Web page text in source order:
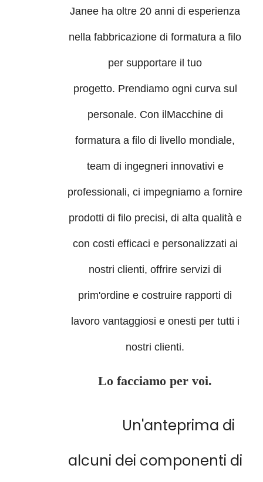
Janee ha oltre 20 anni di esperienza
nella fabbricazione di formatura a filo
per supportare il tuo
progetto. Prendiamo ogni curva sul
personale. Con ilMacchine di
formatura a filo di livello mondiale,
team di ingegneri innovativi e
professionali, ci impegniamo a fornire
prodotti di filo precisi, di alta qualità e
con costi efficaci e personalizzati ai
nostri clienti, offrire servizi di
prim'ordine e costruire rapporti di
lavoro vantaggiosi e onesti per tutti i
nostri clienti.
Lo facciamo per voi.
Un'anteprima di
alcuni dei componenti di